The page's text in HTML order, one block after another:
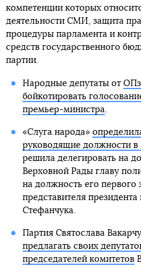
компетенции которых
деятельности СМИ, защита
процедуры парламента и
средств государственного
партии.
Народные депутаты от
бойкотировать
премьер-министра.
«Слуга народа»
руководящие должности в
решила делегировать на
Верховной Рады главу
на должность его первого
представителя
Стефанчука.
Партия Святослава
предлагать своих
председателей комитетов